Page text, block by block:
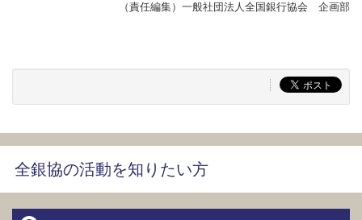
（責任編集）一般社団法人全国銀行協会 企画部
全銀協の活動を知りたい方